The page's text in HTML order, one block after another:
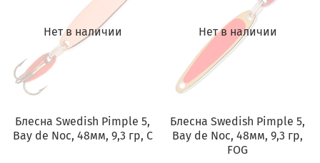
Нет в наличии
Блесна Swedish Pimple 5,
Bay de Noc, 48мм, 9,3 гр, C
Нет в наличии
Блесна Swedish Pimple 5,
Bay de Noc, 48мм, 9,3 гр,
FOG